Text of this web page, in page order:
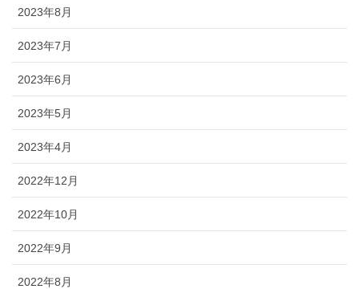
2023年8月
2023年7月
2023年6月
2023年5月
2023年4月
2022年12月
2022年10月
2022年9月
2022年8月